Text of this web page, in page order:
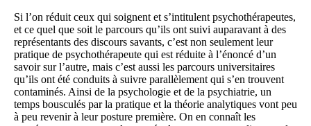
Si l’on réduit ceux qui soignent et s’intitulent psychothérapeutes,
et ce quel que soit le parcours qu’ils ont suivi auparavant à des
représentants des discours savants, c’est non seulement leur
pratique de psychothérapeute qui est réduite à l’énoncé d’un
savoir sur l’autre, mais c’est aussi les parcours universitaires
qu’ils ont été conduits à suivre parallèlement qui s’en trouvent
contaminés. Ainsi de la psychologie et de la psychiatrie, un
temps bousculés par la pratique et la théorie analytiques vont peu
à peu revenir à leur posture première. On en connaît les